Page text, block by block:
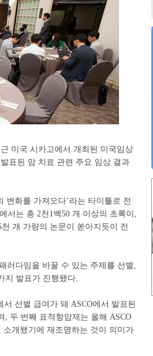
미국 시카고에서 개최된 미국임상
표된 암 치료 관련 주요 임상 결과
변화를 가져오다’라는 타이틀로 전
서는 총 2천1백50 개 이상의 초록이,
개 가량의 논문이 쏟아지듯이 전
러다임을 바꿀 수 있는 주제를 선별,
지 발표가 진행됐다.
선별 급여가 돼 ASCO에서 발표된
, 두 번째 표적항암제는 올해 ASCO
소개됐기에 재조명하는 것이 의미가